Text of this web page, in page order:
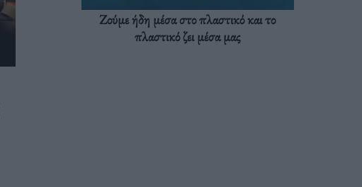
Ζούμε ήδη μέσα στο πλαστικό και το
πλαστικό ζει μέσα μας